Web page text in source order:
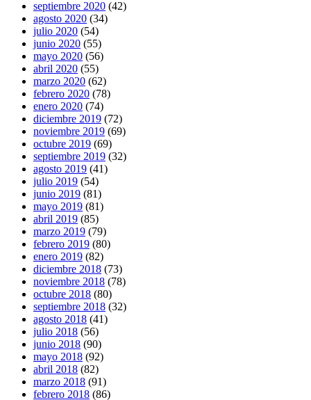
septiembre 2020 (42)
agosto 2020 (34)
julio 2020 (54)
junio 2020 (55)
mayo 2020 (56)
abril 2020 (55)
marzo 2020 (62)
febrero 2020 (78)
enero 2020 (74)
diciembre 2019 (72)
noviembre 2019 (69)
octubre 2019 (69)
septiembre 2019 (32)
agosto 2019 (41)
julio 2019 (54)
junio 2019 (81)
mayo 2019 (81)
abril 2019 (85)
marzo 2019 (79)
febrero 2019 (80)
enero 2019 (82)
diciembre 2018 (73)
noviembre 2018 (78)
octubre 2018 (80)
septiembre 2018 (32)
agosto 2018 (41)
julio 2018 (56)
junio 2018 (90)
mayo 2018 (92)
abril 2018 (82)
marzo 2018 (91)
febrero 2018 (86)